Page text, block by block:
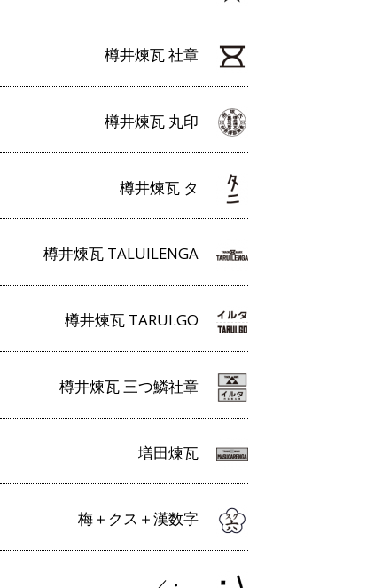
樽井煉瓦 社章
樽井煉瓦 丸印
樽井煉瓦 タ
樽井煉瓦 TALUILENGA
樽井煉瓦 TARUI.GO
樽井煉瓦 三つ鱗社章
増田煉瓦
梅＋クス＋漢数字